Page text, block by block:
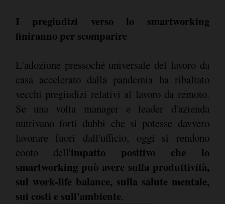
I pregiudizi verso lo smartworking
finiranno per scomparire
L'adozione pressoché universale del lavoro da
casa accelerato dalla pandemia ha ribaltato
vecchi pregiudizi relativi al lavoro da remoto.
Se una volta manager e leader d'azienda
nutrivano forti dubbi che si potesse davvero
lavorare fuori dall'ufficio, oggi si rendono
conto dell'impatto positivo che lo
smartworking può avere sulla produttività,
sul work-life balance, sulla salute mentale,
sui costi e sull'ambiente.